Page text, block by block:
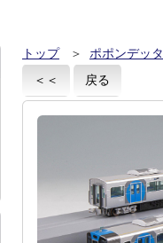
トップ ＞ ポポンデッタ
＜＜
戻る